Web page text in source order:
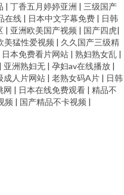
源av 97亚洲狠狠 豆花社区 国内成
红杏在线观看 足交网址 91丝袜插
臀人妻系列 日本se情 三级四级毛
在线观看 超碰大香蕉97 国产精
| 丁香五月婷婷亚洲 | 三级国产
在线 | 日本中文字幕免费 | 日韩
| 亚洲欧美国产视频 | 国产四虎|
美猛性爱视频 | 久久国产三级精
日本免费看片网站 | 熟妇熟女乱 |
| 亚洲熟妇无 | 孕妇av在线播放 |
成人片网站 | 老熟女码A片 | 日韩
网 | 日本在线免费观看 | 精品不
频 | 国产精品不卡视频 |